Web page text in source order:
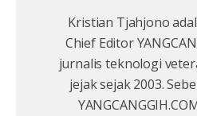
Kristian Tjahjono
Chief Editor
jurnalis teknologi
jejak sejak 2003.